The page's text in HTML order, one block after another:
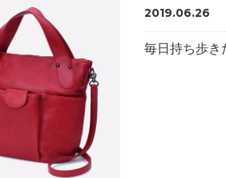
2019.06.26
毎日持ち歩き